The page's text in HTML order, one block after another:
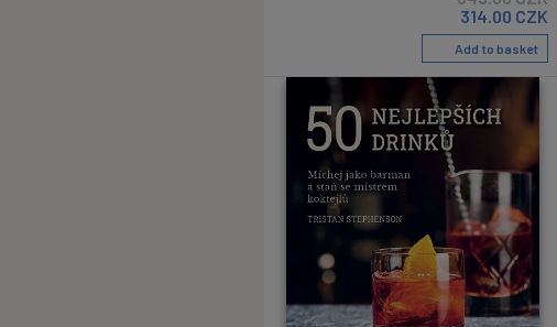
314.00 CZK
Add to basket